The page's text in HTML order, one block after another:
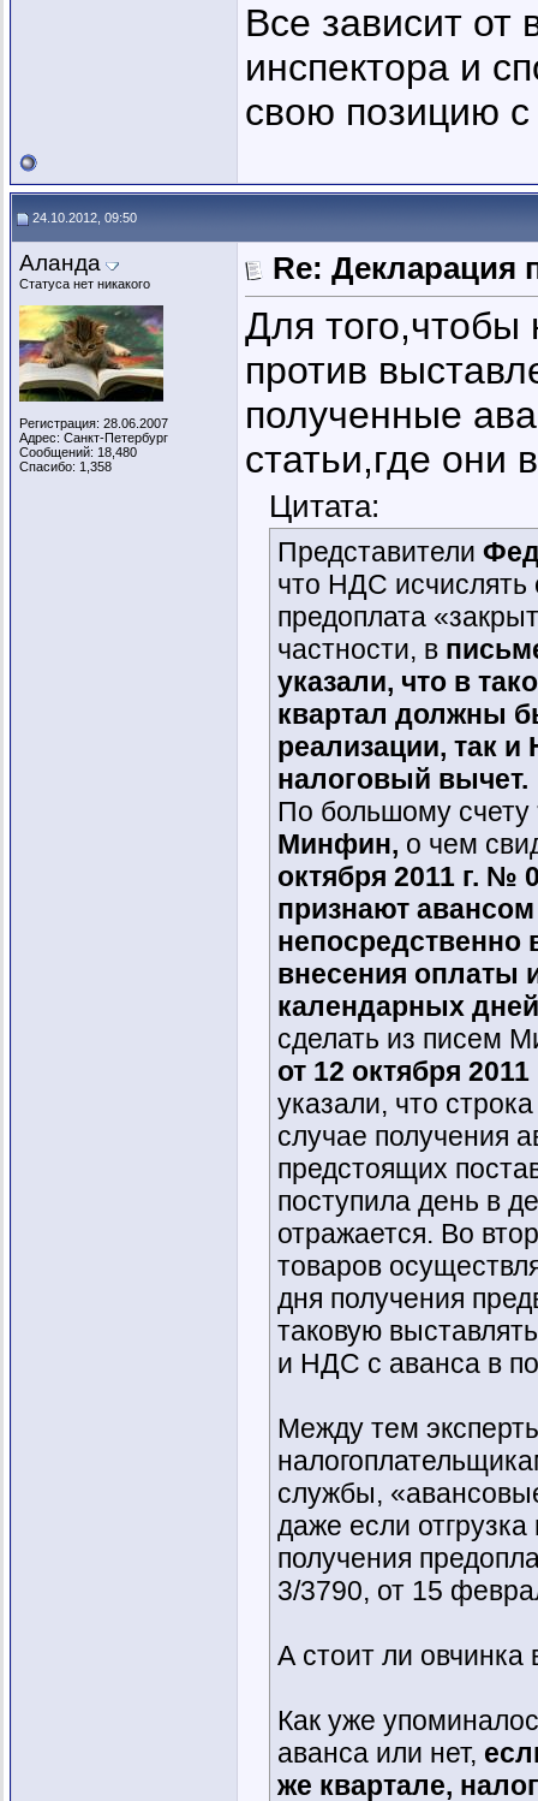
Все зависит от
инспектора и
свою позицию
24.10.2012, 09:50
Аланда
Статуса нет никакого
Регистрация: 28.06.2007
Адрес: Санкт-Петербург
Сообщений: 18,480
Спасибо: 1,358
Re:
Для того,чтобы
против
полученные
статьи,где они
Цитата:
Представители
что НДС исчислять
предоплата
частности, в
указали, что в
квартал должны
реализации, так
налоговый вычет.
По большому счету
Минфин, о чем
октября 2011 г. №
признают
непосредственно
внесения оплаты
календарных
сделать из писем
от 12 октября
указали, что
случае получения
предстоящих
поступила день в
отражается. Во
товаров
дня получения
таковую
и НДС с аванса в
Между тем
службы,
даже если
получения
3/3790, от 15
А стоит ли овчинка
Как уже
аванса или нет,
же квартале,